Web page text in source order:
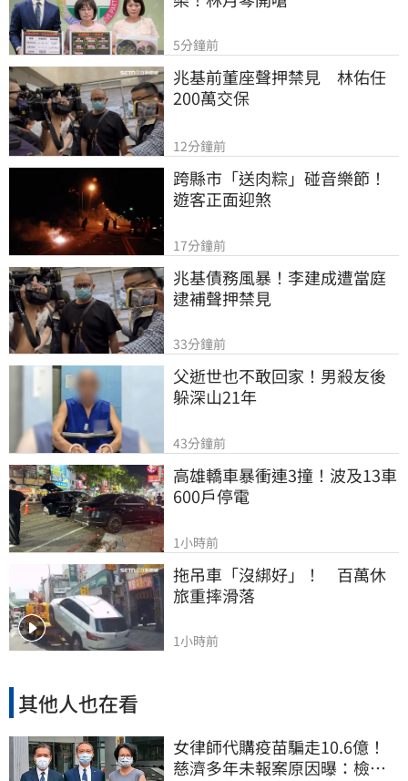
5分鐘前
兆基前董座聲押禁見　林佑任
200萬交保
12分鐘前
跨縣市「送肉粽」碰音樂節！
遊客正面迎煞
17分鐘前
兆基債務風暴！李建成遭當庭
逮補聲押禁見
33分鐘前
父逝世也不敢回家！男殺友後
躲深山21年
43分鐘前
高雄轎車暴衝連3撞！波及13車
600戶停電
1小時前
拖吊車「沒綁好」！　百萬休
旅重摔滑落
1小時前
其他人也在看
女律師代購疫苗騙走10.6億！
慈濟多年未報案原因曝：檢警